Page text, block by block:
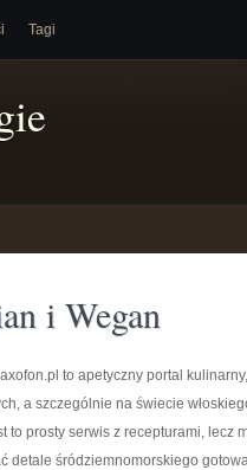
Tagi
i Wegan
to apetyczny portal
a szczególnie na świecie
to prosty serwis z recepturami, lecz
detale śródziemnomorskiego